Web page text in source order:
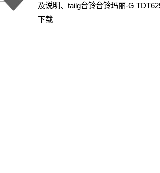
及说明、tailg台铃台铃玛丽-G
下载